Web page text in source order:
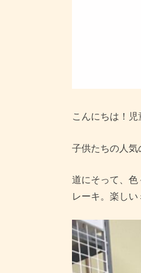
こんにちは！児
子供たちの人気
道にそって、
レーキ。楽しい